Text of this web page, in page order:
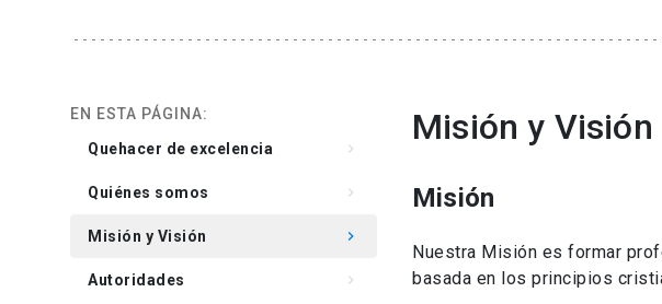
EN ESTA PÁGINA:
Quehacer de excelencia
keyboard_arrow_right
Quiénes somos keyboard_arrow_right
Misión y Visión keyboard_arrow_right
Autoridades keyboard_arrow_right
Misión y Visión
Misión
Nuestra Misión es formar
basada en los principios